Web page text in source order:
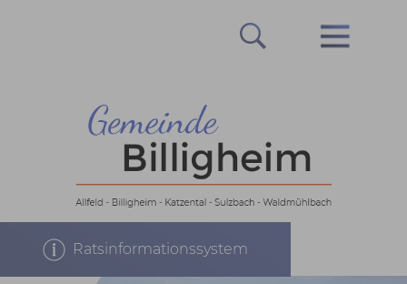
Ratsinformationssystem